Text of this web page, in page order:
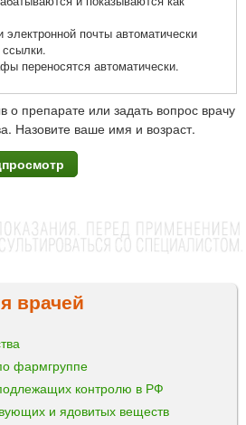
электронной почты автоматически
переносятся автоматически.
о препарате или задать вопрос врачу
Назовите ваше имя и возраст.
врачей
фармгруппе
контролю в РФ
и ядовитых веществ